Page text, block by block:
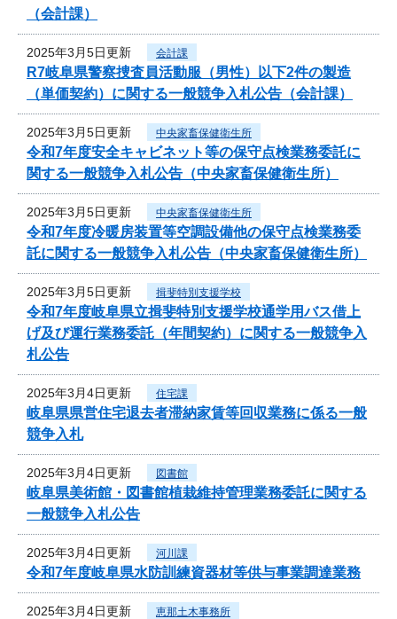
（会計課）
2025年3月5日更新 会計課
R7岐阜県警察捜査員活動服（男性）以下2件の製造
（単価契約）に関する一般競争入札公告（会計課）
2025年3月5日更新 中央家畜保健衛生所
令和7年度安全キャビネット等の保守点検業務委託に
関する一般競争入札公告（中央家畜保健衛生所）
2025年3月5日更新 中央家畜保健衛生所
令和7年度冷暖房装置等空調設備他の保守点検業務委
託に関する一般競争入札公告（中央家畜保健衛生所）
2025年3月5日更新 揖斐特別支援学校
令和7年度岐阜県立揖斐特別支援学校通学用バス借上
げ及び運行業務委託（年間契約）に関する一般競争入
札公告
2025年3月4日更新 住宅課
岐阜県県営住宅退去者滞納家賃等回収業務に係る一般
競争入札
2025年3月4日更新 図書館
岐阜県美術館・図書館植栽維持管理業務委託に関する
一般競争入札公告
2025年3月4日更新 河川課
令和7年度岐阜県水防訓練資器材等供与事業調達業務
2025年3月4日更新 恵那土木事務所